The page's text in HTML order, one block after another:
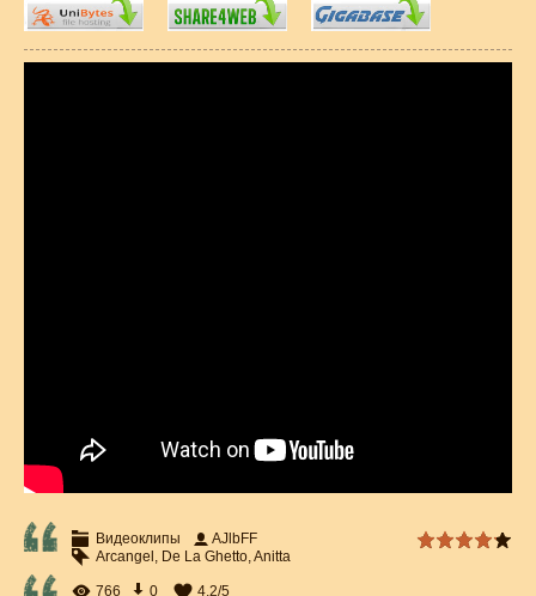
Видеоклипы
AJlbFF
Arcangel , De La Ghetto,Anitta
766 0 4.2/5